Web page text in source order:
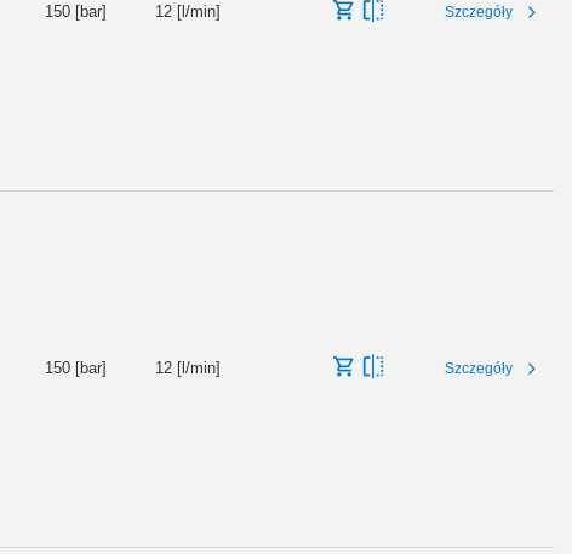
150 [bar] 12 [l/min] Szczegóły
150 [bar] 12 [l/min] Szczegóły